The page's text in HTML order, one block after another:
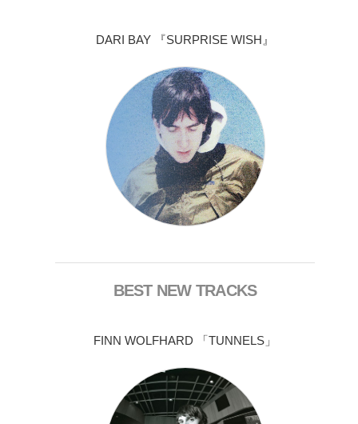
DARI BAY 『SURPRISE WISH』
BEST NEW TRACKS
FINN WOLFHARD 「TUNNELS」